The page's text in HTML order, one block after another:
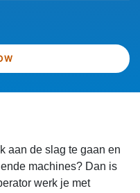
aan de slag te gaan en
machines? Dan is
werk je met